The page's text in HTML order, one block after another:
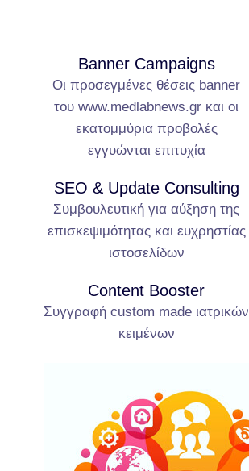
Banner Campaigns
Οι προσεγμένες θέσεις banner
του www.medlabnews.gr και οι
εκατομμύρια προβολές
εγγυώνται επιτυχία
SΕΟ & Update Consulting
Συμβουλευτική για αύξηση της
επισκεψιμότητας και ευχρηστίας
ιστοσελίδων
Content Booster
Συγγραφή custom made ιατρικών
κειμένων